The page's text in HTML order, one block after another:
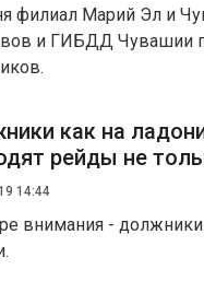
филиал Марий Эл и
и ГИБДД Чувашии
как на
рейды не
14:44
внимания -